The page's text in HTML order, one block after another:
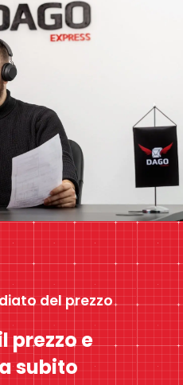
del prezzo
prezzo e
subito